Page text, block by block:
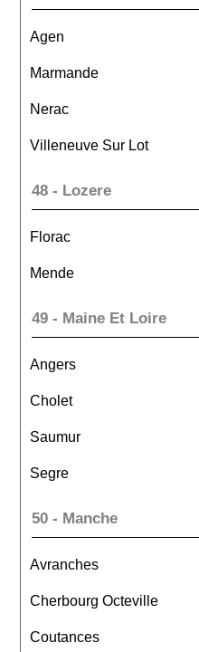
Agen
Marmande
Nerac
Villeneuve Sur Lot
48 - Lozere
Florac
Mende
49 - Maine Et Loire
Angers
Cholet
Saumur
Segre
50 - Manche
Avranches
Cherbourg Octeville
Coutances